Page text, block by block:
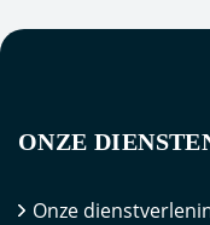
ONZE
Onze